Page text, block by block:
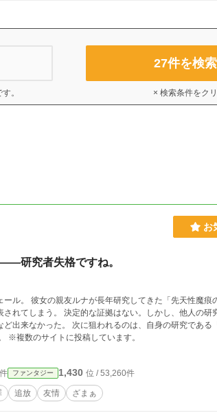
。
27件を検
× 検索条件をク
お
研究者失格ですね。
ル。 彼女の親友ルナが長年研究してきた「先天性魔痕
されてしまう。 決定的な証拠はない。しかし、他人の研
出来なかった。 次に狙われるのは、自身の研究である
※複数のサイトに投稿しています。
ファンタジー 1,430 位 / 53,260件
追放 友情 ざまぁ